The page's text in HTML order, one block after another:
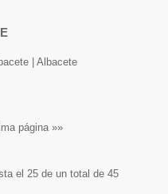
| Albacete
página »»
el 25 de un total de 45